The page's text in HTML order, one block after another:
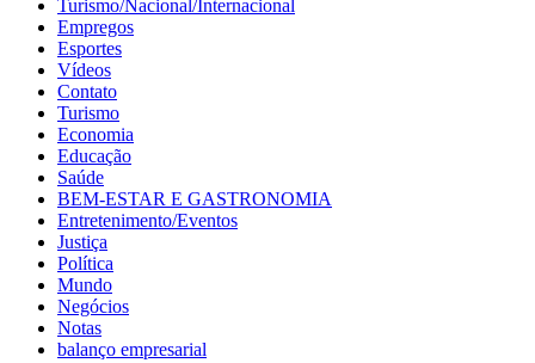
Turismo/Nacional/Internacional
Empregos
Esportes
Vídeos
Contato
Turismo
Economia
Educação
Saúde
BEM-ESTAR E GASTRONOMIA
Entretenimento/Eventos
Justiça
Política
Mundo
Negócios
Notas
balanço empresarial